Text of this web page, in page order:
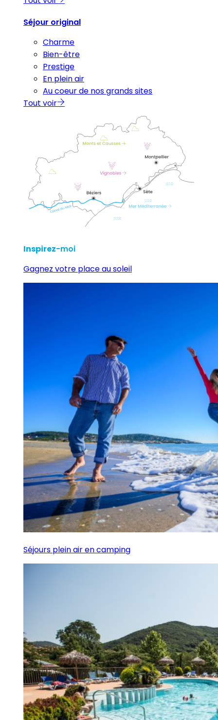
Séjour original
Charme
Bien-être
Prestige
En plein air
Au coeur de nos grands sites
Tout voir
Inspirez-moi
Gagnez votre place au soleil
Séjours plein air en camping